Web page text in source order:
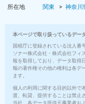
（5月）
年収456万円
～516万円
■社員の年収例
年収470万円／入社1年
年収620万円／入社3
所在地
関東 神奈川
本ページで取り扱っているデー
国税庁に登録されている法人番
ソナー株式会社・株式会社フィ
報を取得しており、データ取得
報の著作権その他の権利は各デ
ます。
個人の利用に関する目的以外で
渡、転貸、提供することは禁止
当社、各データ提供元事業者お